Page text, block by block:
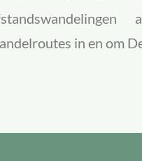
in en om